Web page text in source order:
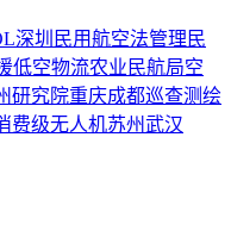
深圳 民用航空法管理 民
低空物流农业 民航局空
研究院重庆成都巡查测绘
费级无人机苏州武汉